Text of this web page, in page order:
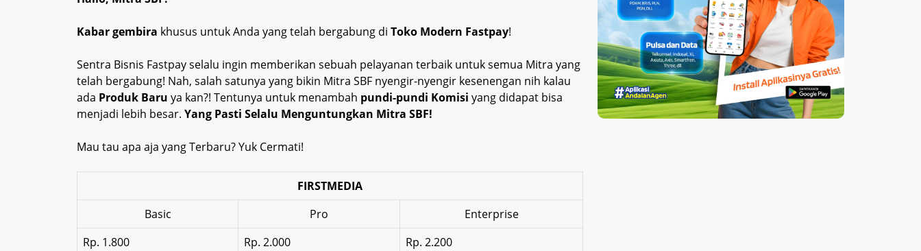
Kabar gembira khusus untuk Anda yang telah bergabung di Toko Modern Fastpay!
Sentra Bisnis Fastpay selalu ingin memberikan sebuah pelayanan terbaik untuk semua Mitra yang
telah bergabung! Nah, salah satunya yang bikin Mitra SBF nyengir-nyengir kesenengan nih kalau
ada Produk Baru ya kan?! Tentunya untuk menambah pundi-pundi Komisi yang didapat bisa
menjadi lebih besar. Yang Pasti Selalu Menguntungkan Mitra SBF!
Mau tau apa aja yang Terbaru? Yuk Cermati!
FIRSTMEDIA
Basic
Pro
Enterprise
Rp. 1.800
Rp. 2.000 Rp. 2.200